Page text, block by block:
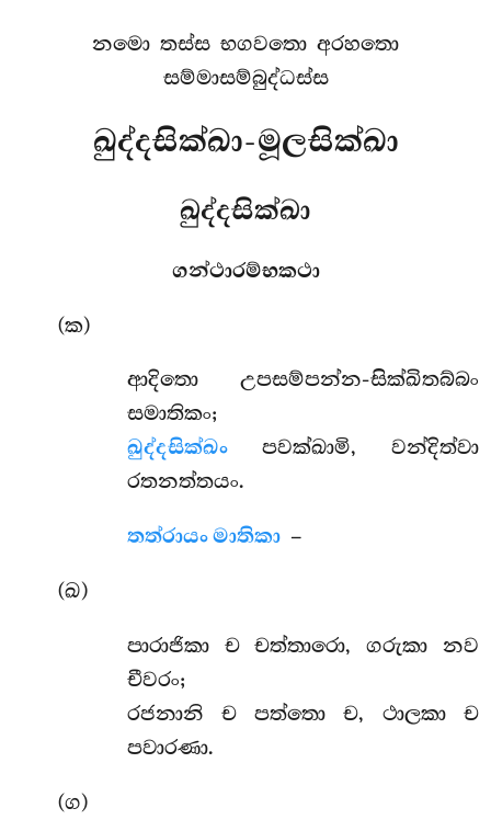
නමො තස්ස භගවතො අරහතො
සම්මාසම්බුද්ධස්ස
ඛුද්දසික්ඛා-මූලසික්ඛා
ඛුද්දසික්ඛා
ගන්ථාරම්භකථා
(ක)
ආදිතො උපසම්පන්න-සික්ඛිතබ්බං
සමාතිකං;
ඛුද්දසික්ඛංපවක්ඛාමි, වන්දිත්වා
රතනත්තයං.
තත්රායං මාතිකා–
(ඛ)
පාරාජිකා ච චත්තාරො, ගරුකා නව
චීවරං;
රජනානි ච පත්තො ච, ථාලකා ච
පවාරණා.
(ග)